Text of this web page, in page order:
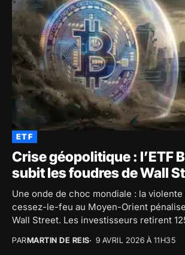
ETF
Crise géopolitique : l’ETF
subit les foudres de Wall
Une onde de choc mondiale : la
cessez-le-feu au Moyen-Orient
Wall Street. Les investisseurs retirent
PARMARTIN DE REIS 9 AVRIL 2026 À 11H35